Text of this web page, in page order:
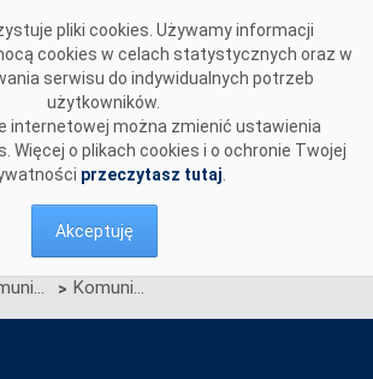
pliki cookies. Używamy informacji
cookies w celach statystycznych oraz w
serwisu do indywidualnych potrzeb
użytkowników.
internetowej można zmienić ustawienia
Więcej o plikach cookies i o ochronie Twojej
przeczytasz tutaj
Akceptuję
Komunikaty OSP > Komunikat OSP z dnia 10.12.2024 r. dotyczący wystąpienia do Prezesa URE o zatwierdzenie Zmian nr 2/2025 Warunków Dotyczących Bilansowania